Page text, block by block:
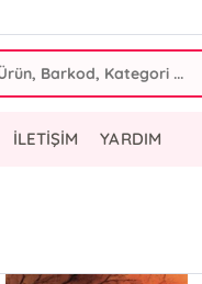
İLETİŞİM YARDIM